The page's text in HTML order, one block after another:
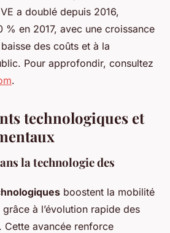
a doublé depuis 2016,
% en 2017, avec une croissance
des coûts et à la
Pour approfondir, consultez
.
technologiques et
la technologie des
boostent la mobilité
à l’évolution rapide des
Cette avancée renforce